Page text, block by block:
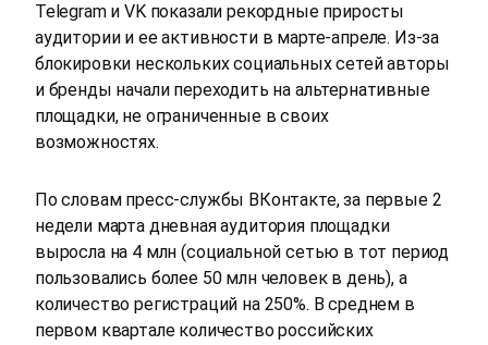
Telegram и VK показали рекордные приросты
аудитории и ее активности в марте-апреле. Из-за
блокировки нескольких социальных сетей авторы
и бренды начали переходить на альтернативные
площадки, не ограниченные в своих
возможностях.
По словам пресс-службы ВКонтакте, за первые 2
недели марта дневная аудитория площадки
выросла на 4 млн (социальной сетью в тот период
пользовались более 50 млн человек в день), а
количество регистраций на 250%. В среднем в
первом квартале количество российских